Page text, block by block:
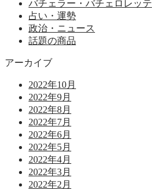
バチェラー・バチェロレッテ
占い・運勢
政治・ニュース
話題の商品
アーカイブ
2022年10月
2022年9月
2022年8月
2022年7月
2022年6月
2022年5月
2022年4月
2022年3月
2022年2月